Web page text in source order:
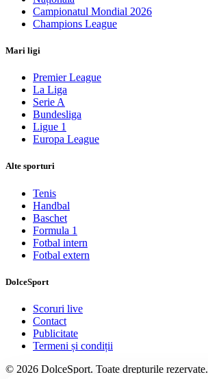
Campionatul Mondial 2026
Champions League
Mari ligi
Premier League
La Liga
Serie A
Bundesliga
Ligue 1
Europa League
Alte sporturi
Tenis
Handbal
Baschet
Formula 1
Fotbal intern
Fotbal extern
DolceSport
Scoruri live
Contact
Publicitate
Termeni și condiții
© 2026 DolceSport. Toate drepturile rezervate.